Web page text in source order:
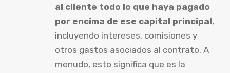
al cliente todo lo que haya pagado
por encima de ese capital principal,
incluyendo intereses, comisiones y
otros gastos asociados al contrato. A
menudo, esto significa que es la